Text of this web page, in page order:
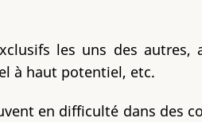
les uns des
à haut potentiel, etc.
en difficulté dans